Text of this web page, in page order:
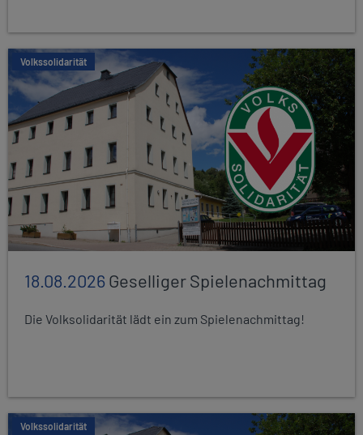
Volkssolidarität
18.08.2026Geselliger Spielenachmittag
Die Volksolidarität lädt ein zum Spielenachmittag!
Volkssolidarität